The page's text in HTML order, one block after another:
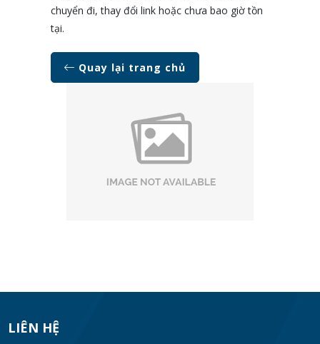
chuyển đi, thay đổi link hoặc chưa bao giờ tồn
tại.
Quay lại trang chủ
LIÊN HỆ